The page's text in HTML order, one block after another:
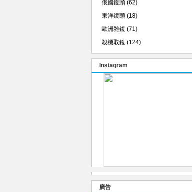
俄國鏡頭 (62)
東洋鏡頭 (18)
歐洲雜鏡 (71)
殺機取鏡 (124)
Instagram
廣告